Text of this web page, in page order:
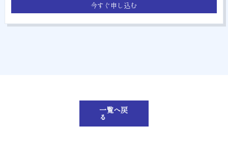
今すぐ申し込む
一覧へ戻
る